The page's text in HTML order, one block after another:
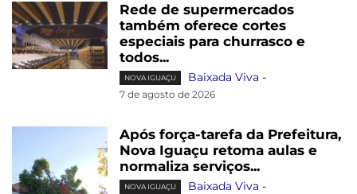
Rede de supermercados
também oferece cortes
especiais para churrasco e
todos...
NOVA IGUAÇU Baixada Viva -
7 de agosto de 2026
Após força-tarefa da Prefeitura,
Nova Iguaçu retoma aulas e
normaliza serviços...
NOVA IGUAÇU Baixada Viva -